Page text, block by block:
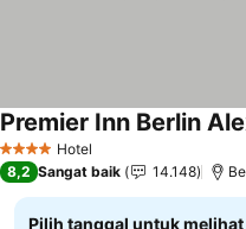
4 BintangHotel
Premier Inn Berlin
8,2 Sangat baik 14.148
Pilih tanggal untuk